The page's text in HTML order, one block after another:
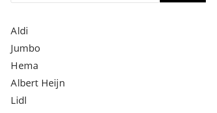
Aldi
Jumbo
Hema
Albert Heijn
Lidl